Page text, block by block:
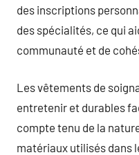
des inscriptions
des spécialités, ce qui
communauté et de
Les vêtements de
entretenir et durables
compte tenu de la
matériaux utilisés dans